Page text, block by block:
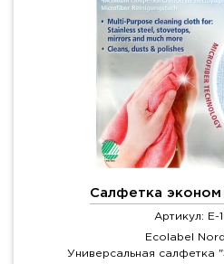
Салфетка эконом
Артикул: E-
Ecolabel
Универсальная салфетка